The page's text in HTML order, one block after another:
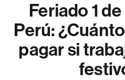
Feriado 1
Perú:
pagar si